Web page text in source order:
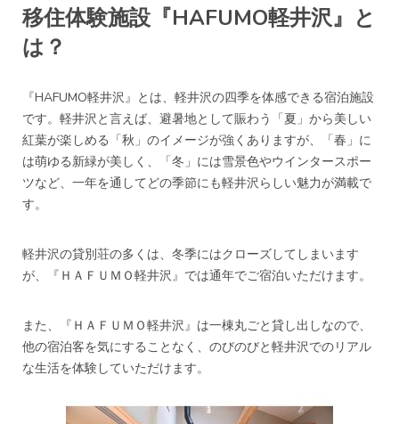
移住体験施設『HAFUMO軽井沢』と
は？
『HAFUMO軽井沢』とは、軽井沢の四季を体感できる宿泊施設
です。軽井沢と言えば、避暑地として賑わう「夏」から美しい
紅葉が楽しめる「秋」のイメージが強くありますが、「春」に
は萌ゆる新緑が美しく、「冬」には雪景色やウインタースポー
ツなど、一年を通してどの季節にも軽井沢らしい魅力が満載で
す。
軽井沢の貸別荘の多くは、冬季にはクローズしてしまいます
が、『ＨＡＦＵＭＯ軽井沢』では通年でご宿泊いただけます。
また、『ＨＡＦＵＭＯ軽井沢』は一棟丸ごと貸し出しなので、
他の宿泊客を気にすることなく、のびのびと軽井沢でのリアル
な生活を体験していただけます。